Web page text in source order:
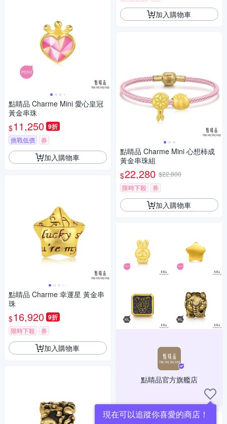
點睛品 Charme Mini 愛心皇冠
黃金串珠
$11,250 9折
挑戰低價 券
加入購物車
點睛品 Charme 幸運星 黃金串
珠
$16,920 9折
限時下殺 券
加入購物車
加入購物車
點睛品 Charme Mini 心想柿成
黃金串珠組
$22,280 $22,800
限時下殺
券
加入購物車
點睛品官方旗艦店
現在可以追蹤你喜愛的商店！